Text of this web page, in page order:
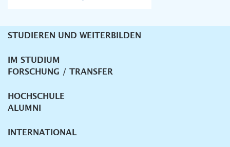
Unternavigation
STUDIEREN UND WEITERBILDEN
IM STUDIUM
FORSCHUNG / TRANSFER
HOCHSCHULE
ALUMNI
INTERNATIONAL